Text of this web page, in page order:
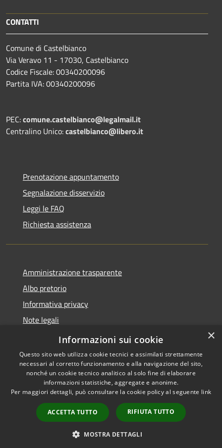
CONTATTI
Comune di Castelbianco
Via Veravo 11 - 17030, Castelbianco
Codice Fiscale: 00340200096
Partita IVA: 00340200096
PEC:comune.castelbianco@legalmail.it
Centralino Unico:castelbianco@libero.it
Prenotazione appuntamento
Segnalazione disservizio
Leggi le FAQ
Richiesta assistenza
Amministrazione trasparente
Albo pretorio
Informativa privacy
Note legali
Dichiarazione di accessibilità
Accessibilità
Copyright © 2026 • Comune di
Castelbianco • Powered by
Municipium•
Accesso
redazione
×
Informazioni sui cookie
Questo sito web utilizza cookie tecnici e assimilati strettamente
necessari al corretto funzionamento e alla navigazione del sito,
nonché un cookie tecnico analitico al solo fine di elaborare
informazioni statistiche, aggregate e anonime.
Per maggiori dettagli, può consultare la cookie policy al seguente link
ACCETTA TUTTO RIFIUTA TUTTO
MOSTRA DETTAGLI